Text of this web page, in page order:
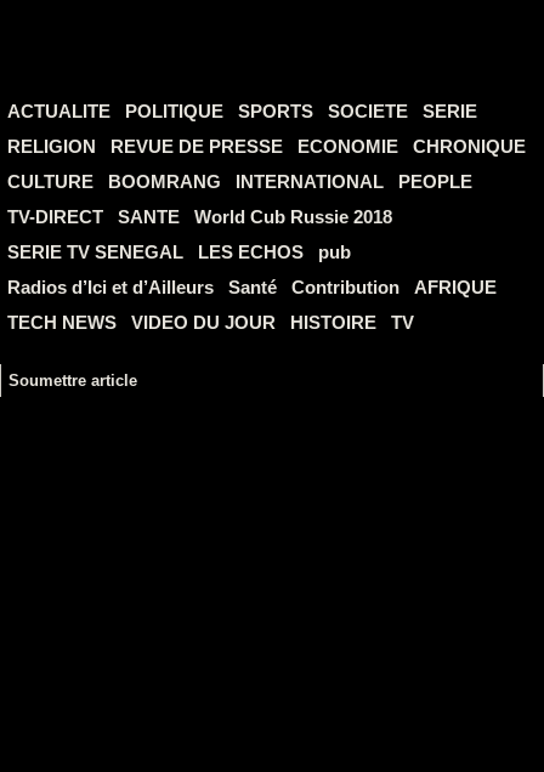
ACTUALITE POLITIQUE SPORTS SOCIETE
SERIE
RELIGION
REVUE DE PRESSE ECONOMIE
CHRONIQUE
CULTURE
BOOMRANG INTERNATIONAL
PEOPLE
TV-DIRECT
SANTE
World Cub Russie 2018
SERIE TV SENEGAL
LES ECHOS
pub
Radios d’Ici et d’Ailleurs
Santé Contribution
AFRIQUE
TECH NEWS
VIDEO DU JOUR HISTOIRE TV
Soumettre article